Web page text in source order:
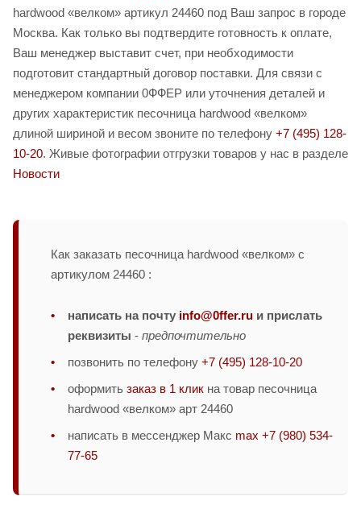
hardwood «велком» артикул 24460 под Ваш запрос в городе
Москва. Как только вы подтвердите готовность к оплате,
Ваш менеджер выставит счет, при необходимости
подготовит стандартный договор поставки. Для связи с
менеджером компании 0ФФЕР или уточнения деталей и
других характеристик песочница hardwood «велком»
длиной шириной и весом звоните по телефону +7 (495) 128-
10-20. Живые фотографии отгрузки товаров у нас в разделе
Новости
Как заказать песочница hardwood «велком» с
артикулом 24460 :
написать на почту info@0ffer.ru и прислать
реквизиты - предпочтительно
позвонить по телефону +7 (495) 128-10-20
оформить заказ в 1 клик на товар песочница
hardwood «велком» арт 24460
написать в мессенджер Макс max +7 (980) 534-
77-65